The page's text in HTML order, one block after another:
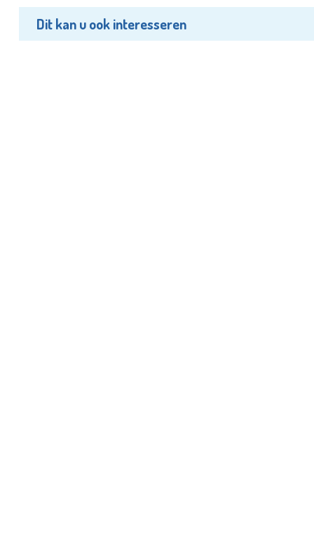
Dit kan u ook interesseren